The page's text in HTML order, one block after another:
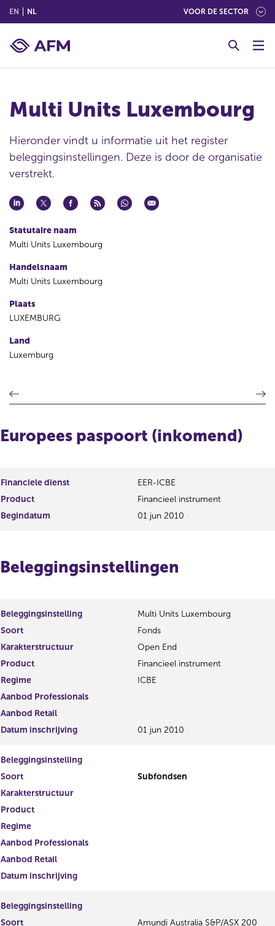
EN (ENGLISH)
NL(NEDERLANDS (NEDERLAND)) VOOR DE SECTOR
Multi Units Luxembourg
Hieronder vindt u informatie uit het register
beleggingsinstellingen. Deze is door de organisatie
verstrekt.
Statutaire naam
Multi Units Luxembourg
Handelsnaam
Multi Units Luxembourg
Plaats
LUXEMBURG
Land
Luxemburg
o
i
g
e
i
s
r
l
a
t
V
o
Europees paspoort (inkomend)
Financiele dienst
EER-ICBE
Product
Financieel instrument
Begindatum
01 jun 2010
Beleggingsinstellingen
Beleggingsinstelling
Multi Units Luxembourg
Soort
Fonds
Karakterstructuur
Open End
Product
Financieel instrument
Regime
ICBE
Aanbod Professionals
Aanbod Retail
Datum inschrijving
01 jun 2010
Beleggingsinstelling
Soort
Subfondsen
Karakterstructuur
Product
Regime
Aanbod Professionals
Aanbod Retail
Datum inschrijving
Beleggingsinstelling
Soort
Amundi Australia S&P/ASX 200